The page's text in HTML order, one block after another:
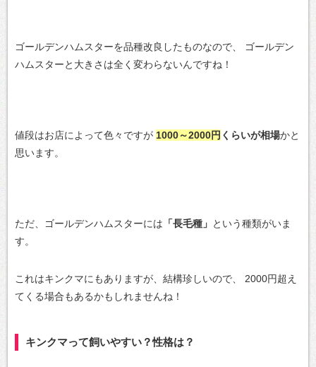
ゴールデンハムスターを品種改良したものなので、
ゴールデン
ハムスターと大きさは全く変わらないんですね！
値段はお店によって色々ですが 1000～2000円 くらいが相場かと
思います。
ただ、ゴールデンハムスターには 「長毛種」 という種類がいま
す。
これはキンクマにもありますが、結構珍しいので、
2000円超え
てくる場合もあるかもしれませんね！
キンクマって飼いやすい？性格は？